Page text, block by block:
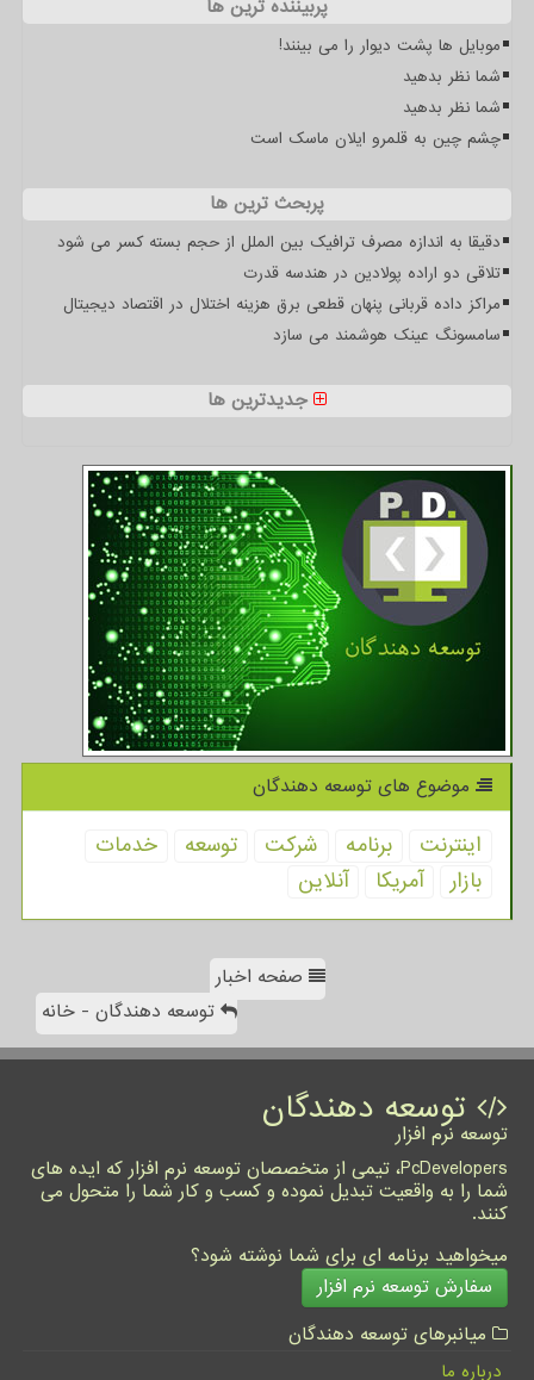
پربیننده ترین ها
موبایل ها پشت دیوار را می بینند!
شما نظر بدهید
شما نظر بدهید
چشم چین به قلمرو ایلان ماسک است
پربحث ترین ها
دقیقا به اندازه مصرف ترافیک بین الملل از حجم بسته کسر می شود
تلاقی دو اراده پولادین در هندسه قدرت
مراکز داده قربانی پنهان قطعی برق هزینه اختلال در اقتصاد دیجیتال
سامسونگ عینک هوشمند می سازد
جدیدترین ها
موضوع های توسعه دهندگان
اینترنت برنامه شركت توسعه
خدمات
بازار
آمریكا آنلاین
صفحه اخبار
توسعه دهندگان - خانه
توسعه دهندگان
توسعه نرم افزار
PcDevelopers، تیمی از متخصصان توسعه نرم افزار که ایده های
شما را به واقعیت تبدیل نموده و کسب و کار شما را متحول می
کنند.
میخواهید برنامه ای برای شما نوشته شود؟
سفارش توسعه نرم افزار
میانبرهای توسعه دهندگان
درباره ما